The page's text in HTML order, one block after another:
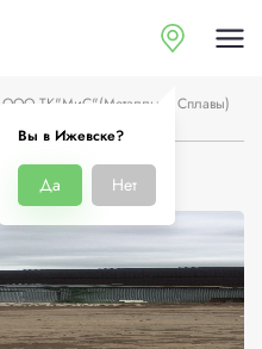
Вы в Ижевске?
Да Нет
ООО ТК"МиС"(Металлы и Сплавы)
О компании